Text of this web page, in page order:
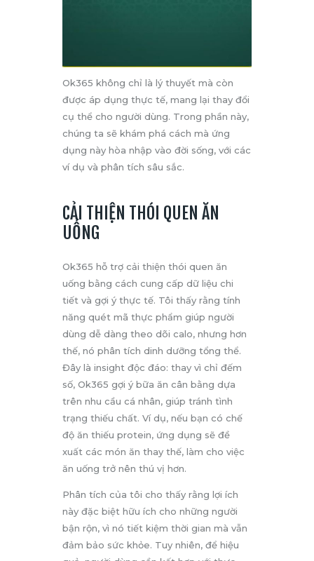
Ok365 không chỉ là lý thuyết mà còn
được áp dụng thực tế, mang lại thay đổi
cụ thể cho người dùng. Trong phần này,
chúng ta sẽ khám phá cách mà ứng
dụng này hòa nhập vào đời sống, với các
ví dụ và phân tích sâu sắc.
CẢI THIỆN THÓI QUEN ĂN
UỐNG
Ok365 hỗ trợ cải thiện thói quen ăn
uống bằng cách cung cấp dữ liệu chi
tiết và gợi ý thực tế. Tôi thấy rằng tính
năng quét mã thực phẩm giúp người
dùng dễ dàng theo dõi calo, nhưng hơn
thế, nó phân tích dinh dưỡng tổng thể.
Đây là insight độc đáo: thay vì chỉ đếm
số, Ok365 gợi ý bữa ăn cân bằng dựa
trên nhu cầu cá nhân, giúp tránh tình
trạng thiếu chất. Ví dụ, nếu bạn có chế
độ ăn thiếu protein, ứng dụng sẽ đề
xuất các món ăn thay thế, làm cho việc
ăn uống trở nên thú vị hơn.
Phân tích của tôi cho thấy rằng lợi ích
này đặc biệt hữu ích cho những người
bận rộn, vì nó tiết kiệm thời gian mà vẫn
đảm bảo sức khỏe. Tuy nhiên, để hiệu